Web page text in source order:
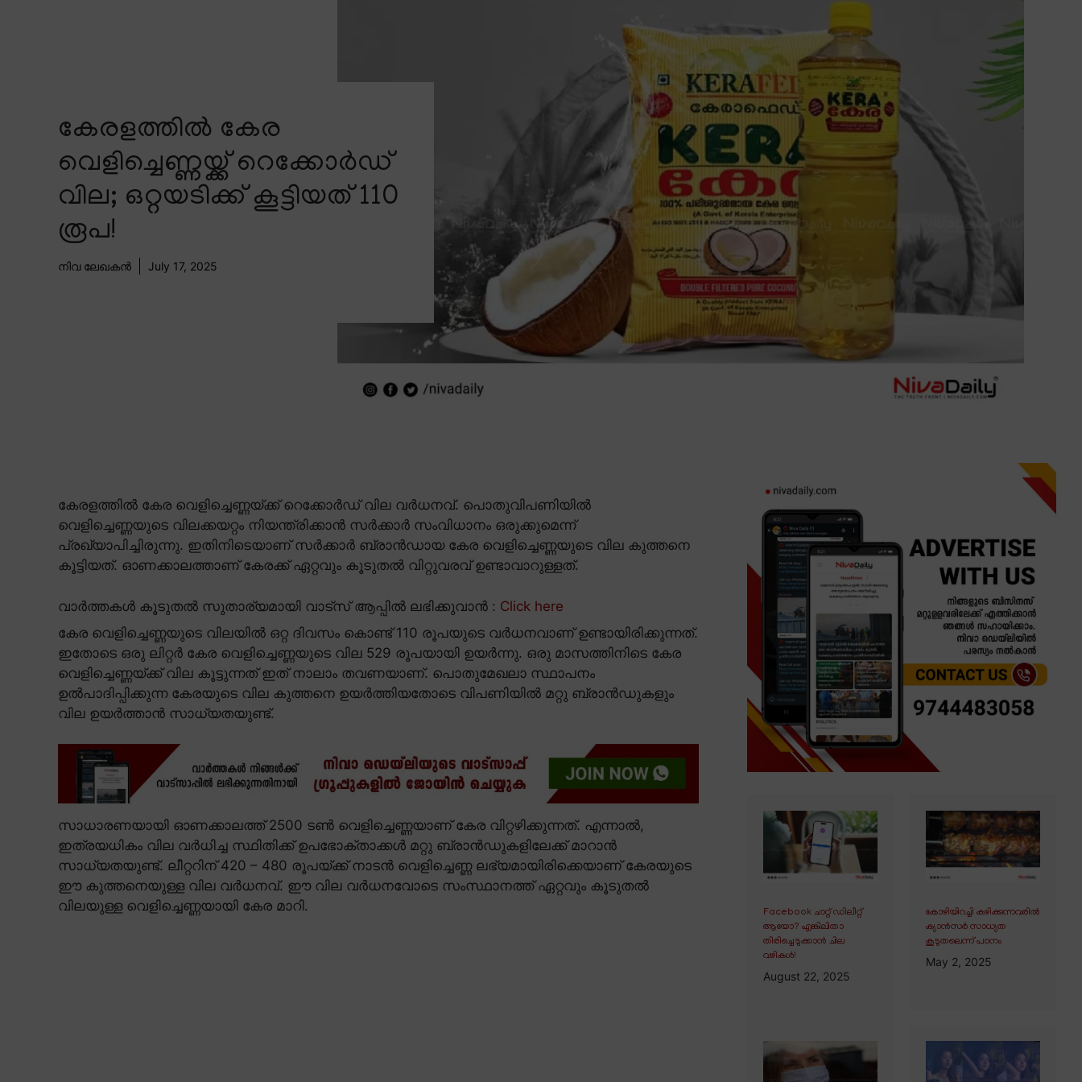
കേരളത്തിൽ കേര
വെളിച്ചെണ്ണയ്ക്ക് റെക്കോർഡ്
വില; ഒറ്റയടിക്ക് കൂട്ടിയത് 110
രൂപ!
നിവ ലേഖകൻ July 17, 2025
കേരളത്തിൽ കേര വെളിച്ചെണ്ണയ്ക്ക് റെക്കോർഡ് വില വർധനവ്. പൊതുവിപണിയിൽ
വെളിച്ചെണ്ണയുടെ വിലക്കയറ്റം നിയന്ത്രിക്കാൻ സർക്കാർ സംവിധാനം ഒരുക്കുമെന്ന്
പ്രഖ്യാപിച്ചിരുന്നു. ഇതിനിടെയാണ് സർക്കാർ ബ്രാൻഡായ കേര വെളിച്ചെണ്ണയുടെ വില കുത്തനെ
കൂട്ടിയത്. ഓണക്കാലത്താണ് കേരക്ക് ഏറ്റവും കൂടുതൽ വിറ്റുവരവ് ഉണ്ടാവാറുള്ളത്.
വാർത്തകൾ കൂടുതൽ സുതാര്യമായി വാട്സ് ആപ്പിൽ ലഭിക്കുവാൻ : Click here
കേര വെളിച്ചെണ്ണയുടെ വിലയിൽ ഒറ്റ ദിവസം കൊണ്ട് 110 രൂപയുടെ വർധനവാണ് ഉണ്ടായിരിക്കുന്നത്.
ഇതോടെ ഒരു ലിറ്റർ കേര വെളിച്ചെണ്ണയുടെ വില 529 രൂപയായി ഉയർന്നു. ഒരു മാസത്തിനിടെ കേര
വെളിച്ചെണ്ണയ്ക്ക് വില കൂട്ടുന്നത് ഇത് നാലാം തവണയാണ്. പൊതുമേഖലാ സ്ഥാപനം
ഉൽപാദിപ്പിക്കുന്ന കേരയുടെ വില കുത്തനെ ഉയർത്തിയതോടെ വിപണിയിൽ മറ്റു ബ്രാൻഡുകളും
വില ഉയർത്താൻ സാധ്യതയുണ്ട്.
സാധാരണയായി ഓണക്കാലത്ത് 2500 ടൺ വെളിച്ചെണ്ണയാണ് കേര വിറ്റഴിക്കുന്നത്. എന്നാൽ,
ഇത്രയധികം വില വർധിച്ച സ്ഥിതിക്ക് ഉപഭോക്താക്കൾ മറ്റു ബ്രാൻഡുകളിലേക്ക് മാറാൻ
സാധ്യതയുണ്ട്. ലീറ്ററിന് 420 – 480 രൂപയ്ക്ക് നാടൻ വെളിച്ചെണ്ണ ലഭ്യമായിരിക്കെയാണ് കേരയുടെ
ഈ കുത്തനെയുള്ള വില വർധനവ്. ഈ വില വർധനവോടെ സംസ്ഥാനത്ത് ഏറ്റവും കൂടുതൽ
വിലയുള്ള വെളിച്ചെണ്ണയായി കേര മാറി.
Facebook ചാറ്റ് ഡിലീറ്റ്
ആയോ? എങ്കിലിതാ
തിരിച്ചെടുക്കാൻ ചില
വഴികൾ!
August 22, 2025
കോഴിയിറച്ചി കഴിക്കുന്നവരിൽ
ക്യാൻസർ സാധ്യത
കൂടുതലെന്ന് പഠനം
May 2, 2025